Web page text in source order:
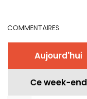
COMMENTAIRES
Aujourd'hui
Ce week-end